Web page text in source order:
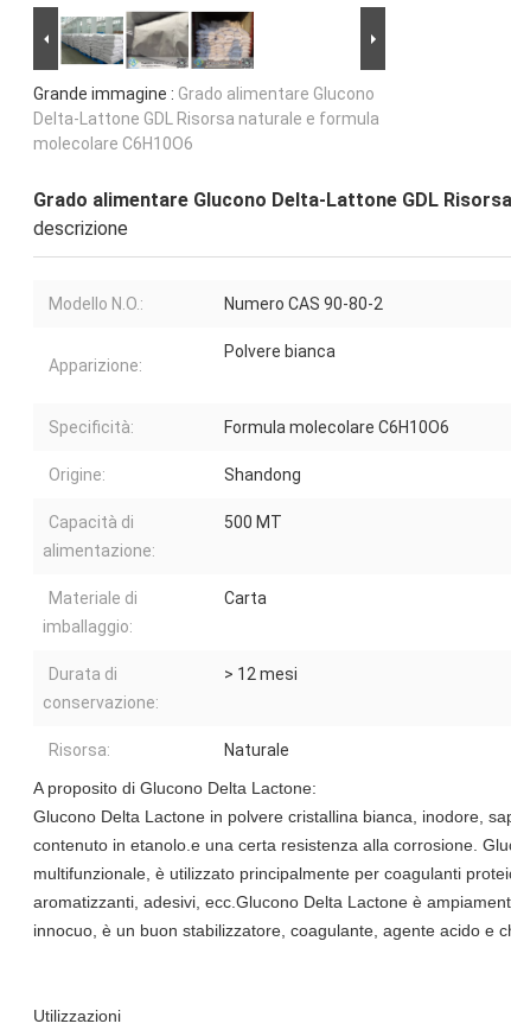
Grande immagine : Grado alimentare Glucono
Delta-Lattone GDL Risorsa naturale e formula
molecolare C6H10O6
Grado alimentare Glucono Delta-Lattone GDL
descrizione
Modello N.O.: Numero CAS 90-80-2
Apparizione:
Polvere bianca
Specificità: Formula molecolare C6H10O6
Origine: Shandong
Capacità di
alimentazione:
500 MT
Materiale di
imballaggio:
Carta
Durata di
conservazione:
> 12 mesi
Risorsa:
Naturale
A proposito di Glucono Delta Lactone:
Glucono Delta Lactone in polvere cristallina bianca, inodore,
contenuto in etanolo.e una certa resistenza alla corrosione.
multifunzionale, è utilizzato principalmente per coagulanti
aromatizzanti, adesivi, ecc.Glucono Delta Lactone è
innocuo, è un buon stabilizzatore, coagulante, agente acido e
Utilizzazioni